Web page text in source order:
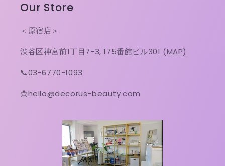
Our Store
＜原宿店＞
渋谷区神宮前1丁目7-3, 175番館ビル301 (MAP)
📞03-6770-1093
📩hello@decorus-beauty.com